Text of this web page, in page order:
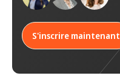
S'inscrire maintenant